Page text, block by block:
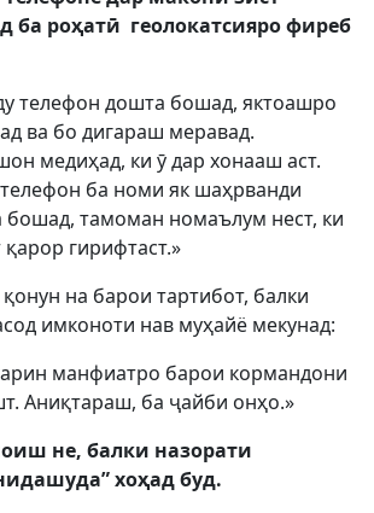
ба роҳатӣ геолокатсияро фиреб
телефон дошта бошад, яктоашро
ва бо дигараш меравад.
медиҳад, ки ӯ дар хонааш аст.
ба номи як шаҳрванди
бошад, тамоман номаълум нест, ки
гирифтаст.»
на барои тартибот, балки
имконоти нав муҳайё мекунад:
манфиатро барои кормандони
Аниқтараш, ба ҷайби онҳо.»
не, балки назорати
хоҳад буд.